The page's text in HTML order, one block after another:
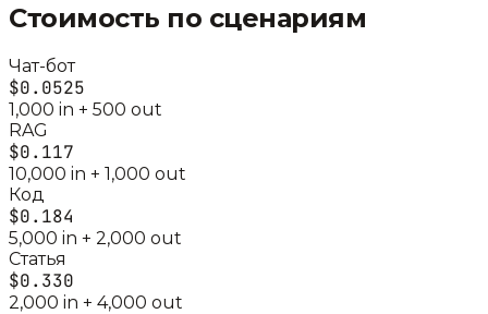
Стоимость по сценариям
Чат-бот
$0.0525
1,000 in + 500 out
RAG
$0.117
10,000 in + 1,000 out
Код
$0.184
5,000 in + 2,000 out
Статья
$0.330
2,000 in + 4,000 out